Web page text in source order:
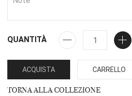
QUANTITÀ
ACQUISTA CARRELLO
TORNA ALLA COLLEZIONE